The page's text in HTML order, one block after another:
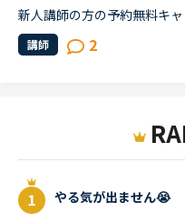
講師 2
やる気が出ません😭